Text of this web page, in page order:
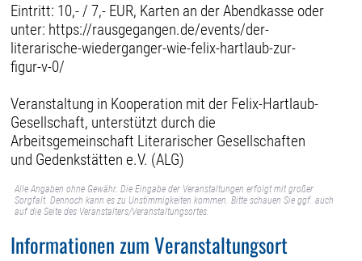
Eintritt: 10,- / 7,- EUR, Karten an der Abendkasse oder
unter: https://rausgegangen.de/events/der-
literarische-wiederganger-wie-felix-hartlaub-zur-
figur-v-0/
Veranstaltung in Kooperation mit der Felix-Hartlaub-
Gesellschaft, unterstützt durch die
Arbeitsgemeinschaft Literarischer Gesellschaften
und Gedenkstätten e.V. (ALG)
Alle Angaben ohne Gewähr. Die Eingabe der Veranstaltungen erfolgt mit großer
Sorgfalt. Dennoch kann es zu Unstimmigkeiten kommen. Bitte schauen Sie ggf. auch
auf die Seite des Veranstalters/Veranstaltungsortes.
Informationen zum Veranstaltungsort